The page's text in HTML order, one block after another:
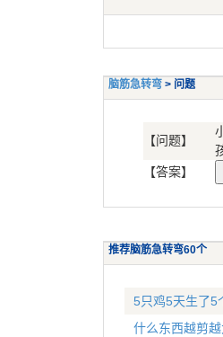
脑筋急转弯 > 问题
【问题】
【答案】
推荐脑筋急转弯60个
5只鸡5天生了5
什么东西越剪越